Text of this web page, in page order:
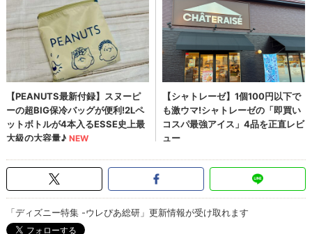
「ディズニー特集 -ウレぴあ総研」更新情報が受け取れます